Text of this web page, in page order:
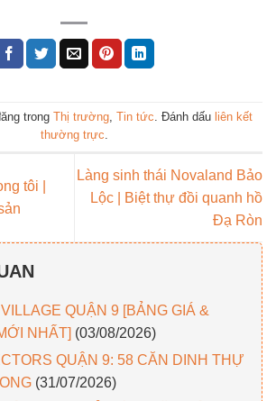
trong Thị trường, Tin tức. Đánh dấu liên kết
thường trực.
tôi |
Làng sinh thái Novaland Bảo
Lộc | Biệt thự đồi quanh hồ
Đạ Ròn
QUẬN 9 [BẢNG GIÁ &
NHẤT] (03/08/2026)
QUẬN 9: 58 CĂN DINH THỰ
(31/07/2026)